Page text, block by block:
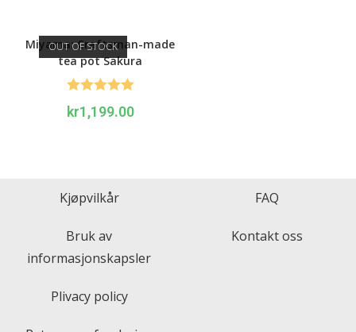
OUT OF STOCK
Miyama: Craftsman-made
tea pot Sakura
out of 5
kr1,199.00
Kjøpvilkår
Bruk av
informasjonskapsler
Plivacy policy
FAQ
Kontakt oss